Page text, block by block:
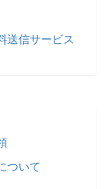
信サービス
ついて